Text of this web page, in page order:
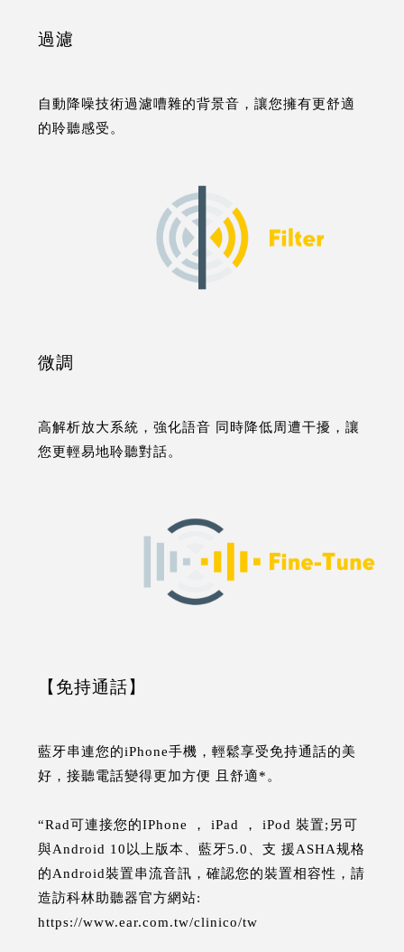
過濾
自動降噪技術過濾嘈雜的背景音，讓您擁有更舒適
的聆聽感受。
微調
高解析放大系統，強化語音 同時降低周遭干擾，讓
您更輕易地聆聽對話。
【免持通話】
藍牙串連您的iPhone手機，輕鬆享受免持通話的美
好，接聽電話變得更加方便 且舒適*。
“Rad可連接您的IPhone ， iPad ， iPod 裝置;另可
與Android 10以上版本、藍牙5.0、支 援ASHA规格
的Android裝置串流音訊，確認您的裝置相容性，請
造訪科林助聽器官方網站:
https://www.ear.com.tw/clinico/tw